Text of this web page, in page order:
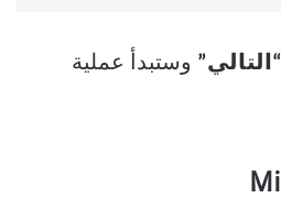
“التالي” وستبدأ عملية